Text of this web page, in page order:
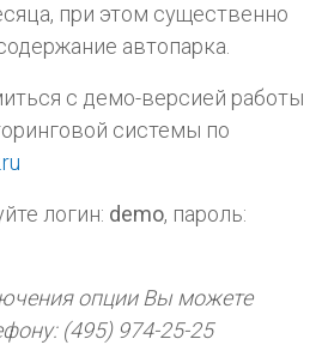
при этом существенно
автопарка.
с демо-версией работы
системы по
логин: demo, пароль:
опции Вы можете
(495) 974-25-25